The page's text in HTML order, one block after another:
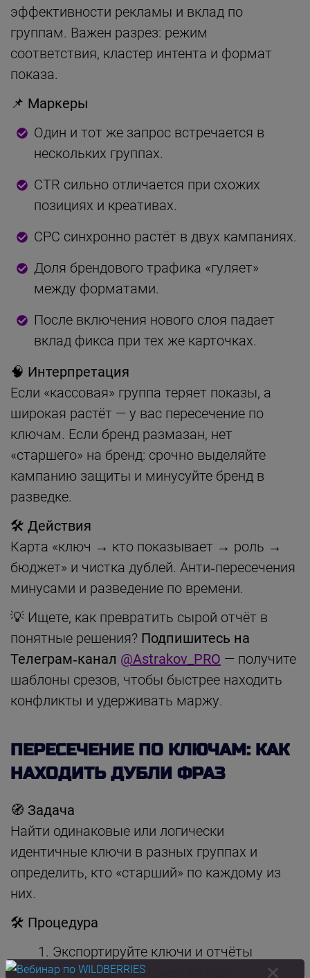
эффективности рекламы и вклад по
группам. Важен разрез: режим
соответствия, кластер интента и формат
показа.
📌 Маркеры
Один и тот же запрос встречается в
нескольких группах.
CTR сильно отличается при схожих
позициях и креативах.
CPC синхронно растёт в двух кампаниях.
Доля брендового трафика «гуляет»
между форматами.
После включения нового слоя падает
вклад фикса при тех же карточках.
🧠 Интерпретация
Если «кассовая» группа теряет показы, а
широкая растёт — у вас пересечение по
ключам. Если бренд размазан, нет
«старшего» на бренд: срочно выделяйте
кампанию защиты и минусуйте бренд в
разведке.
🛠 Действия
Карта «ключ → кто показывает → роль →
бюджет» и чистка дублей. Анти‑пересечения
минусами и разведение по времени.
💡 Ищете, как превратить сырой отчёт в
понятные решения? Подпишитесь на
Телеграм‑канал @Astrakov_PRO — получите
шаблоны срезов, чтобы быстрее находить
конфликты и удерживать маржу.
ПЕРЕСЕЧЕНИЕ ПО КЛЮЧАМ: КАК
НАХОДИТЬ ДУБЛИ ФРАЗ
🧭 Задача
Найти одинаковые или логически
идентичные ключи в разных группах и
определить, кто «старший» по каждому из
них.
🛠 Процедура
Экспортируйте ключи и отчёты
запросов за 7–30 дней из всех